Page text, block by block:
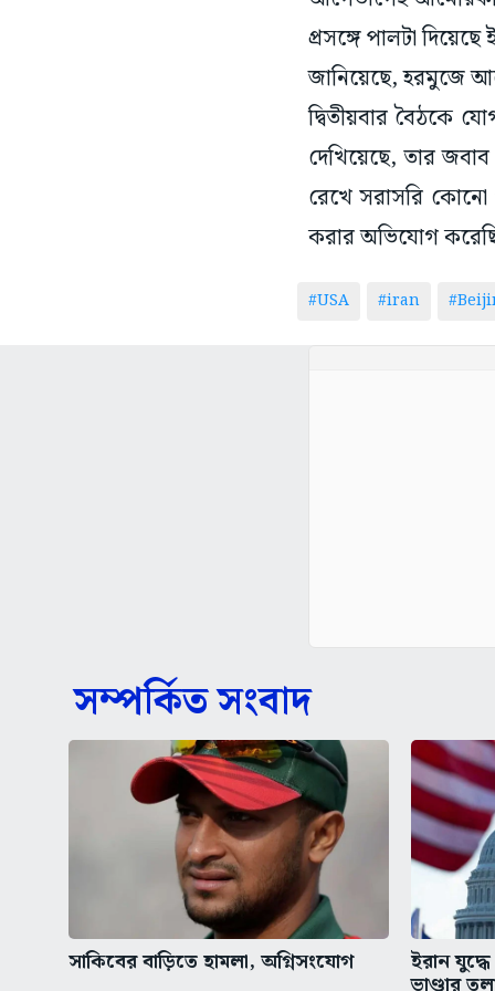
প্রসঙ্গে পালটা
জানিয়েছে, হরমুজে
দ্বিতীয়বার বৈঠকে
দেখিয়েছে, তার
রেখে সরাসরি কোনো
করার অভিযোগ
#USA #iran
সম্পর্কিত সংবাদ
সাকিবের বাড়িতে হামলা, অগ্নিসংযোগ ইরান যুদ্ধে